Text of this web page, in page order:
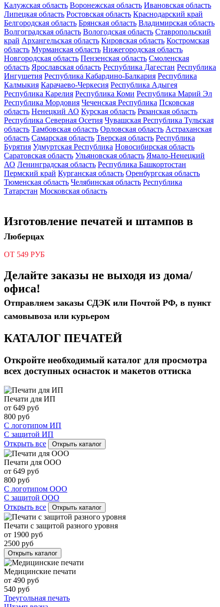
Калужская область Воронежская область Ивановская область
Липецкая область Ростовская область Краснодарский край
Белгородская область Брянская область Владимирская область
Волгоградская область Вологодская область Ставропольский
край Архангельская область Кировская область Костромская
область Мурманская область Нижегородская область
Новгородская область Пензенская область Смоленская
область Ярославская область Республика Дагестан Республика
Ингушетия Республика Кабардино-Балкария Республика
Калмыкия Карачаево-Черкесия Республика Адыгея
Республика Карелия Республика Коми Республика Марий Эл
Республика Мордовия Чеченская Республика Псковская
область Ненецкий АО Курская область Рязанская область
Республика Северная Осетия Чувашская Республика Тульская
область Тамбовская область Орловская область Астраханская
область Самарская область Тверская область Республика
Бурятия Удмуртская Республика Новосибирская область
Саратовская область Ульяновская область Ямало-Ненецкий
АО Ленинградская область Республика Башкортостан
Пермский край Курганская область Оренбургская область
Тюменская область Челябинская область Республика
Татарстан Московская область
Изготовление печатей и штампов в
Люберцах
ОТ 549 РУБ
Делайте заказы не выходя из дома/
офиса!
Отправляем заказы СДЭК или Почтой РФ, в пункт
самовывоза или курьером
КАТАЛОГ ПЕЧАТЕЙ
Откройте необходимый каталог для просмотра
всех доступных оснасток и макетов оттиска
Печати для ИП
от 649 руб
800 руб
С логотипом ИП
С защитой ИП
Открыть все
Открыть каталог
Печати для ООО
от 649 руб
800 руб
С логотипом ООО
С защитой ООО
Открыть все
Открыть каталог
Печати с защитой разного уровня
от 1900 руб
2500 руб
Открыть каталог
Медицинские печати
от 490 руб
540 руб
Треугольная печать